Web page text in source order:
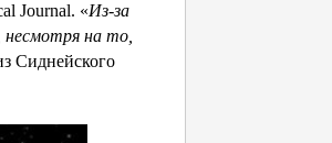
Journal. «Из-за
несмотря на то,
Сиднейского